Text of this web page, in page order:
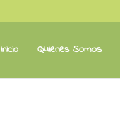
Inicio Quienes Somos